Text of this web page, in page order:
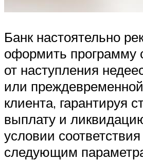
Банк настоятельно
оформить программу
от наступления
или
клиента, гарантируя
выплату и
условии
следующим